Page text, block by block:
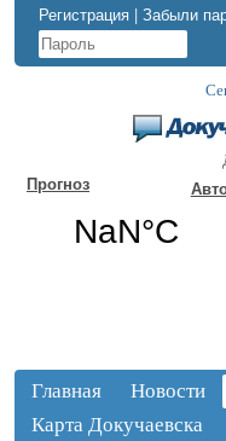
Регистрация | Забыли
Прогноз
Главная Новости
Карта Докучаевска